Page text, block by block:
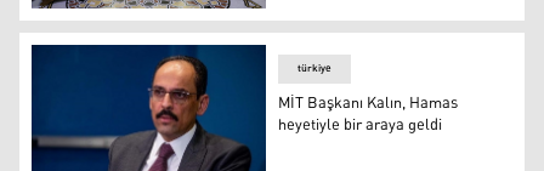
FOTO- Arşiv
türkiye
MİT Başkanı Kalın, Hamas
heyetiyle bir araya geldi